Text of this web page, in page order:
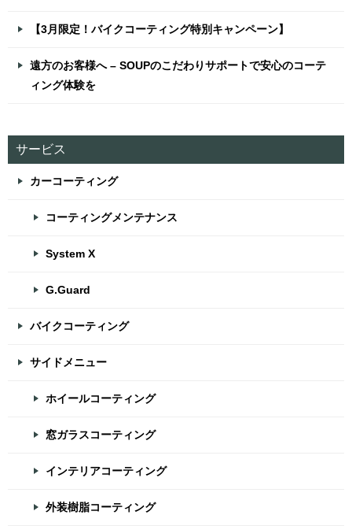
【3月限定！バイクコーティング特別キャンペーン】
遠方のお客様へ – SOUPのこだわりサポートで安心のコーテ
ィング体験を
サービス
カーコーティング
コーティングメンテナンス
System X
G.Guard
バイクコーティング
サイドメニュー
ホイールコーティング
窓ガラスコーティング
インテリアコーティング
外装樹脂コーティング